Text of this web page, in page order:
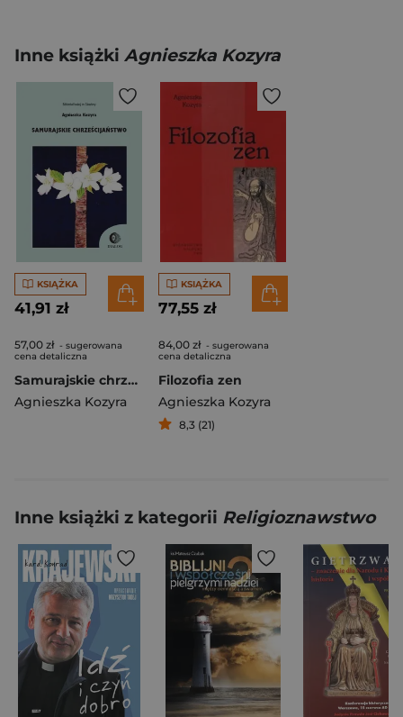
Inne książki Agnieszka Kozyra
KSIĄŻKA
41,91 zł
57,00 zł - sugerowana
cena detaliczna
Samurajskie chrześcijaństwo
Agnieszka Kozyra
KSIĄŻKA
77,55 zł
84,00 zł - sugerowana
cena detaliczna
Filozofia zen
Agnieszka Kozyra
8,3 (21)
Inne książki z kategorii Religioznawstwo